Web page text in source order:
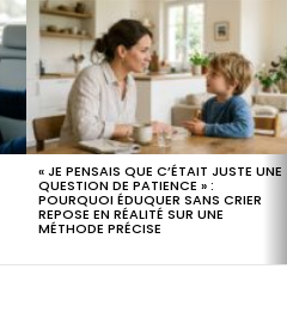
« JE PENSAIS QUE C’ÉTAIT JUSTE UNE
QUESTION DE PATIENCE » :
POURQUOI ÉDUQUER SANS CRIER
REPOSE EN RÉALITÉ SUR UNE
MÉTHODE PRÉCISE